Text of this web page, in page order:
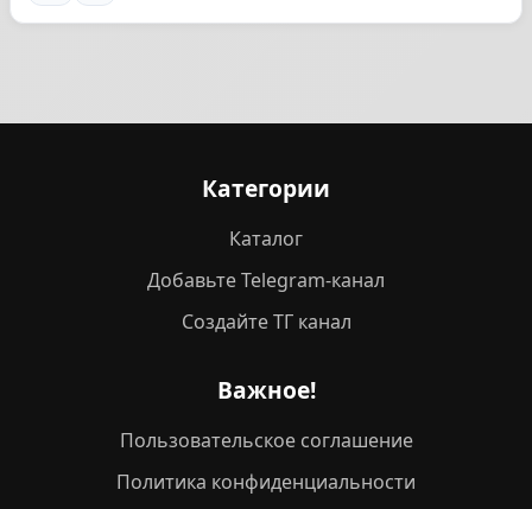
Категории
Каталог
Добавьте Telegram-канал
Создайте ТГ канал
Важное!
Пользовательское соглашение
Политика конфиденциальности